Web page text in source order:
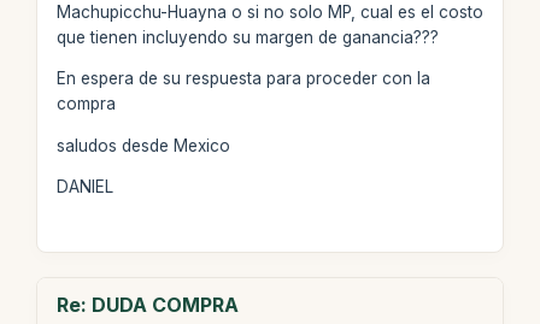
Machupicchu-Huayna o si no solo MP, cual es el costo
que tienen incluyendo su margen de ganancia???
En espera de su respuesta para proceder con la
compra
saludos desde Mexico
DANIEL
Re: DUDA COMPRA